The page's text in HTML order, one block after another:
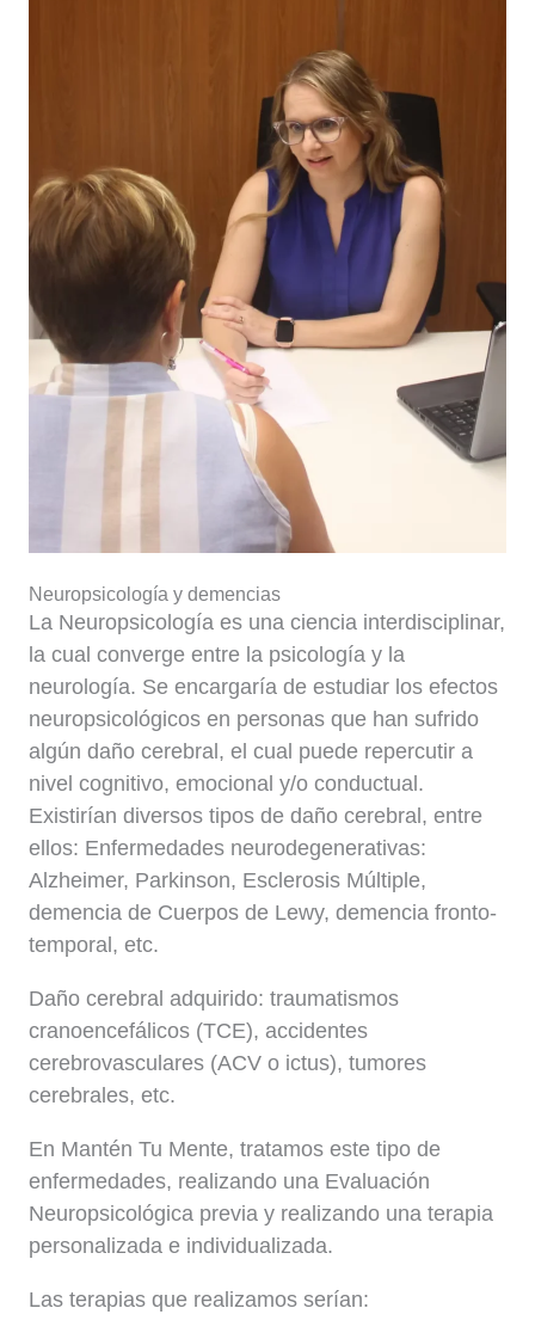
Neuropsicología y demencias
La Neuropsicología es una ciencia interdisciplinar,
la cual converge entre la psicología y la
neurología. Se encargaría de estudiar los efectos
neuropsicológicos en personas que han sufrido
algún daño cerebral, el cual puede repercutir a
nivel cognitivo, emocional y/o conductual.
Existirían diversos tipos de daño cerebral, entre
ellos: Enfermedades neurodegenerativas:
Alzheimer, Parkinson, Esclerosis Múltiple,
demencia de Cuerpos de Lewy, demencia fronto-
temporal, etc.
Daño cerebral adquirido: traumatismos
cranoencefálicos (TCE), accidentes
cerebrovasculares (ACV o ictus), tumores
cerebrales, etc.
En Mantén Tu Mente, tratamos este tipo de
enfermedades, realizando una Evaluación
Neuropsicológica previa y realizando una terapia
personalizada e individualizada.
Las terapias que realizamos serían: